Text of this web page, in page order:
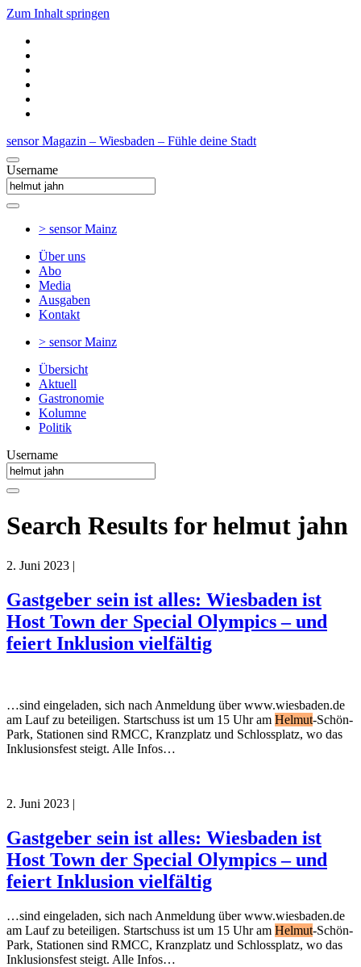
Zum Inhalt springen
sensor Magazin – Wiesbaden – Fühle deine Stadt
Username
> sensorMainz
Über uns
Abo
Media
Ausgaben
Kontakt
> sensorMainz
Übersicht
Aktuell
Gastronomie
Kolumne
Politik
Username
Search Results for helmut jahn
2. Juni 2023 |
Gastgeber sein ist alles: Wiesbaden ist
Host Town der Special Olympics – und
feiert Inklusion vielfältig
…sind eingeladen, sich nach Anmeldung über www.wiesbaden.de
am Lauf zu beteiligen. Startschuss ist um 15 Uhr am Helmut-Schön-
Park, Stationen sind RMCC, Kranzplatz und Schlossplatz, wo das
Inklusionsfest steigt. Alle Infos…
2. Juni 2023 |
Gastgeber sein ist alles: Wiesbaden ist
Host Town der Special Olympics – und
feiert Inklusion vielfältig
…sind eingeladen, sich nach Anmeldung über www.wiesbaden.de
am Lauf zu beteiligen. Startschuss ist um 15 Uhr am Helmut-Schön-
Park, Stationen sind RMCC, Kranzplatz und Schlossplatz, wo das
Inklusionsfest steigt. Alle Infos…